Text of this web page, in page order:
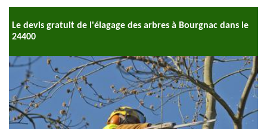
Le devis gratuit de l'élagage des arbres à Bourgnac dans le
24400